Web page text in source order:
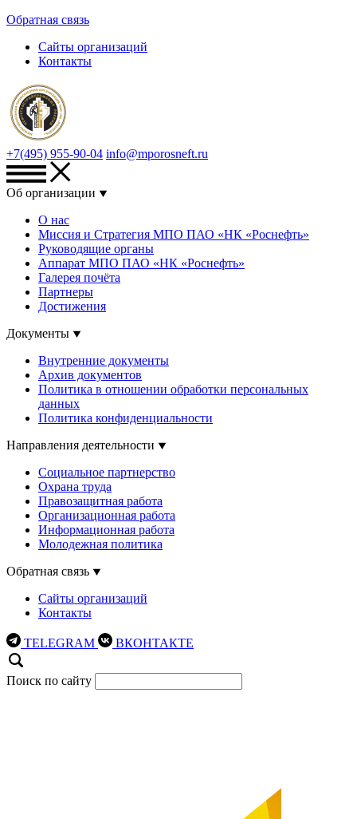
Обратная связь
Сайты организаций
Контакты
+7(495) 955-90-04 info@mporosneft.ru
Об организации
О нас
Миссия и Стратегия МПО ПАО «НК «Роснефть»
Руководящие органы
Аппарат МПО ПАО «НК «Роснефть»
Галерея почёта
Партнеры
Достижения
Документы
Внутренние документы
Архив документов
Политика в отношении обработки персональных
данных
Политика конфиденциальности
Направления деятельности
Социальное партнерство
Охрана труда
Правозащитная работа
Организационная работа
Информационная работа
Молодежная политика
Обратная связь
Сайты организаций
Контакты
TELEGRAM ВКОНТАКТЕ
Поиск по сайту